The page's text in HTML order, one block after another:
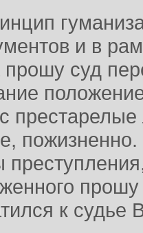
и в
прошу суд
пожизненно.
к судье